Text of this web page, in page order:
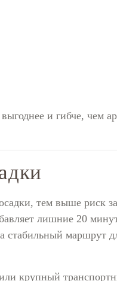
и гибче, чем
тем выше риск
лишние 20
стабильный маршрут
крупный